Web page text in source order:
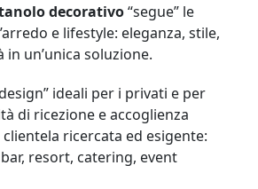
decorativo“segue” le
e lifestyle: eleganza, stile,
un’unica soluzione.
ideali per i privati e per
di ricezione e accoglienza
ricercata ed esigente:
resort, catering, event